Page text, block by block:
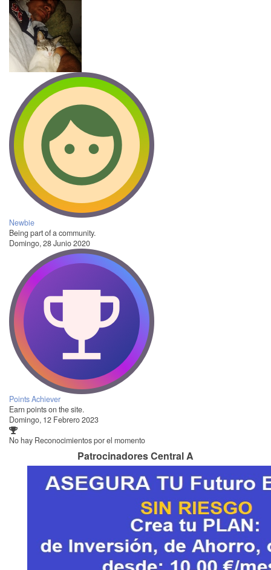
Newbie
Being part of a community.
Domingo, 28 Junio 2020
Points Achiever
Earn points on the site.
Domingo, 12 Febrero 2023
No hay Reconocimientos por el momento
Patrocinadores Central A